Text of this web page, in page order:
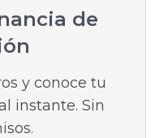
de
y conoce tu
instante. Sin